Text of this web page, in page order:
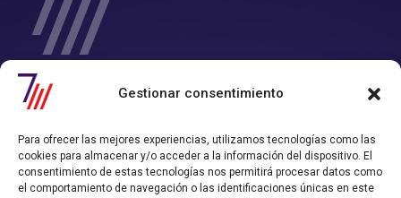
Gestionar consentimiento
Para ofrecer las mejores experiencias, utilizamos tecnologías como las
cookies para almacenar y/o acceder a la información del dispositivo. El
consentimiento de estas tecnologías nos permitirá procesar datos como
el comportamiento de navegación o las identificaciones únicas en este
SIETE Y MEDIA - Agencia de Marketing Digital en
Chile
el que consigues tiempo y rentabilidad.
Nos convertimos en tu departamento de Marketing Online, y
trabajamos alineados con los objetivos de ventas que hayas definido.